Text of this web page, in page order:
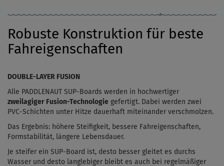
Robuste Konstruktion für beste
Fahreigenschaften
DOUBLE-LAYER FUSION
Alle PADDLENAUT SUP-Boards werden in hochwertiger
zweilagiger Fusion-Technologie gefertigt. Dabei werden zwei
PVC-Schichten unter Hitze dauerhaft miteinander verschmolzen.
Das Ergebnis: höhere Steifigkeit, bessere Fahreigenschaften,
Formstabilität, längere Lebensdauer.
Je steifer ein SUP-Board ist, desto besser gleitet es durchs
Wasser und desto langlebiger bleibt es auch bei regelmäßiger